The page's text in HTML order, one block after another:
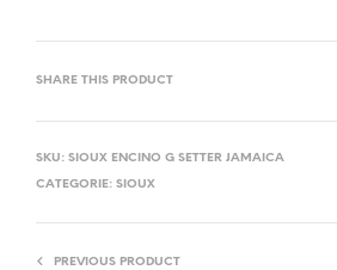
SHARE THIS PRODUCT
SKU: SIOUX ENCINO G SETTER JAMAICA
CATEGORIE: SIOUX
PREVIOUS PRODUCT